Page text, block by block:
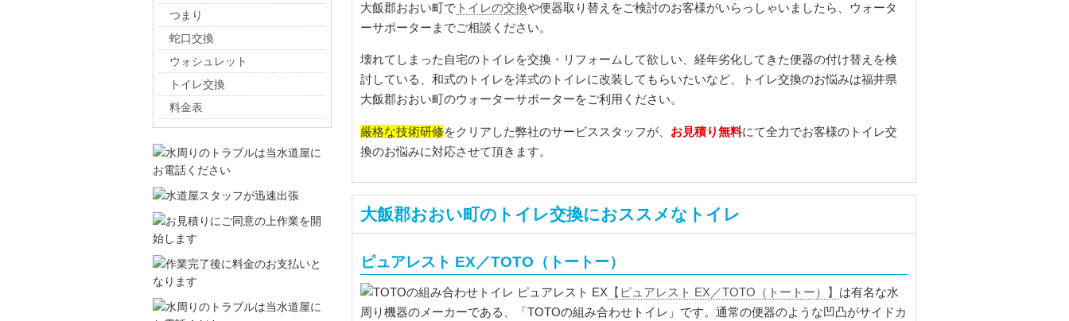
大飯郡おおい町で トイレの交換や便器取り替えをご検討のお客様がいらっしゃいましたら、ウォータ
ーサポーターまでご相談ください。
壊れてしまった自宅のトイレを交換・リフォームして欲しい、経年劣化してきた便器の付け替えを検
討している、和式のトイレを洋式のトイレに改装してもらいたいなど、トイレ交換のお悩みは福井県
大飯郡おおい町のウォーターサポーターをご利用ください。
厳格な技術研修をクリアした弊社のサービススタッフが、 お見積り無料にて全力でお客様のトイレ交
換のお悩みに対応させて頂きます。
大飯郡おおい町のトイレ交換におススメなトイレ
ピュアレスト EX／TOTO（トートー）
【ピュアレスト EX／TOTO（トートー）】 は有名な水
周り機器のメーカーである、「TOTOの組み合わせトイレ」です。通常の便器のような凹凸がサイドカ
つまり
蛇口交換
ウォシュレット
トイレ交換
料金表